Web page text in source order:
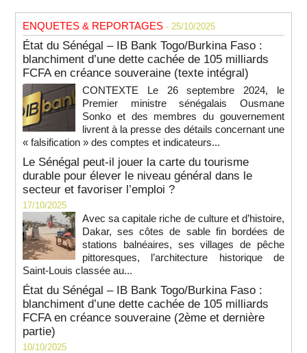
ENQUETES & REPORTAGES - 25/10/2025
État du Sénégal – IB Bank Togo/Burkina Faso :
blanchiment d’une dette cachée de 105 milliards
FCFA en créance souveraine (texte intégral)
CONTEXTE Le 26 septembre 2024, le
Premier ministre sénégalais Ousmane
Sonko et des membres du gouvernement
livrent à la presse des détails concernant une
« falsification » des comptes et indicateurs...
Le Sénégal peut-il jouer la carte du tourisme
durable pour élever le niveau général dans le
secteur et favoriser l’emploi ?
17/10/2025
Avec sa capitale riche de culture et d’histoire,
Dakar, ses côtes de sable fin bordées de
stations balnéaires, ses villages de pêche
pittoresques, l’architecture historique de
Saint-Louis classée au...
État du Sénégal – IB Bank Togo/Burkina Faso :
blanchiment d’une dette cachée de 105 milliards
FCFA en créance souveraine (2ème et dernière
partie)
10/10/2025